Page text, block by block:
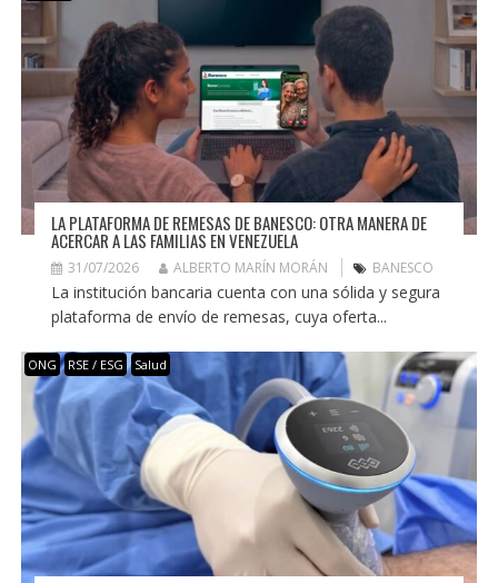
LA PLATAFORMA DE REMESAS DE BANESCO: OTRA MANERA DE
ACERCAR A LAS FAMILIAS EN VENEZUELA
31/07/2026 ALBERTO MARÍN MORÁN BANESCO
La institución bancaria cuenta con una sólida y segura
plataforma de envío de remesas, cuya oferta...
ONG RSE / ESG Salud